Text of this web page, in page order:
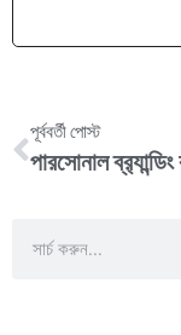
পূর্ববর্তী পোস্ট